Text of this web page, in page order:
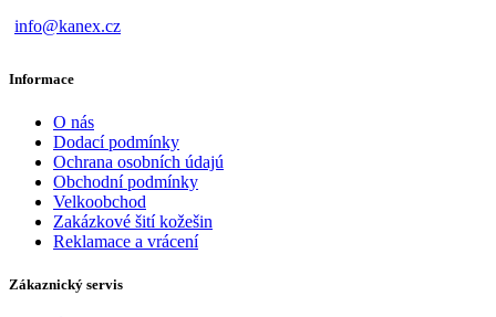
info@kanex.cz
Informace
O nás
Dodací podmínky
Ochrana osobních údajú
Obchodní podmínky
Velkoobchod
Zakázkové šití kožešin
Reklamace a vrácení
Zákaznický servis